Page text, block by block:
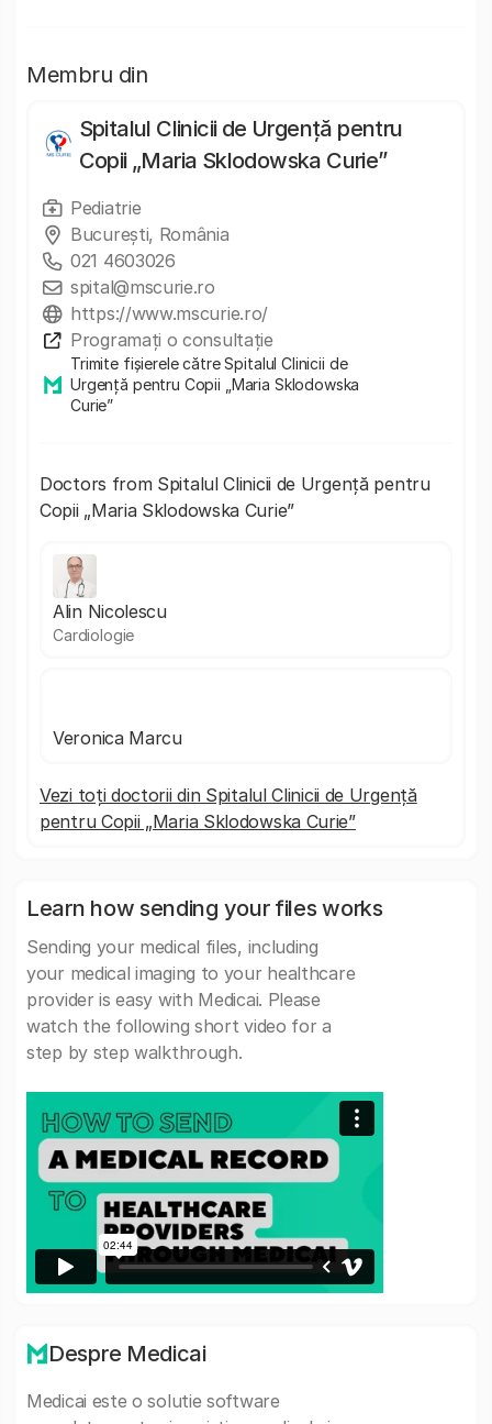
Membru din
Spitalul Clinicii de Urgență pentru
Copii „Maria Sklodowska Curie”
Pediatrie
Bucureşti, România
021 4603026
spital@mscurie.ro
https://www.mscurie.ro/
Programați o consultație
Trimite fișierele către Spitalul Clinicii de
Urgență pentru Copii „Maria Sklodowska
Curie”
Doctors from Spitalul Clinicii de Urgență pentru
Copii „Maria Sklodowska Curie”
Alin Nicolescu
Cardiologie
Veronica Marcu
Vezi toți doctorii din Spitalul Clinicii de Urgență
pentru Copii „Maria Sklodowska Curie”
Learn how sending your files works
Sending your medical files, including
your medical imaging to your healthcare
provider is easy with Medicai. Please
watch the following short video for a
step by step walkthrough.
Despre Medicai
Medicai este o solutie software